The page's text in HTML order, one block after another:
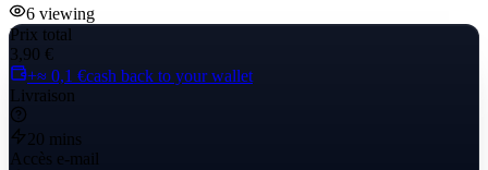
6 viewing
Prix total
3,90 €
+≈ 0,1 €cash back to your wallet
Livraison
20 mins
Accès e-mail